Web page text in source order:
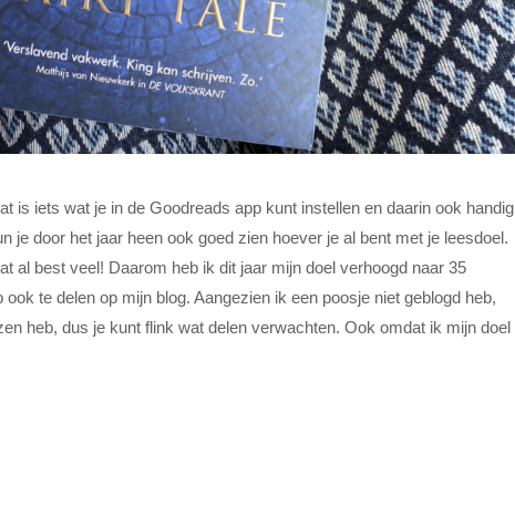
is iets wat je in de Goodreads app kunt instellen en daarin ook handig
je door het jaar heen ook goed zien hoever je al bent met je leesdoel.
al best veel! Daarom heb ik dit jaar mijn doel verhoogd naar 35
te delen op mijn blog. Aangezien ik een poosje niet geblogd heb,
heb, dus je kunt flink wat delen verwachten. Ook omdat ik mijn doel